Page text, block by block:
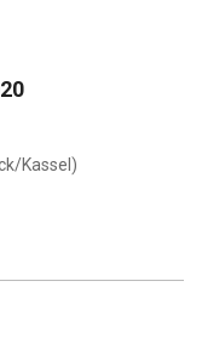
Kassel)